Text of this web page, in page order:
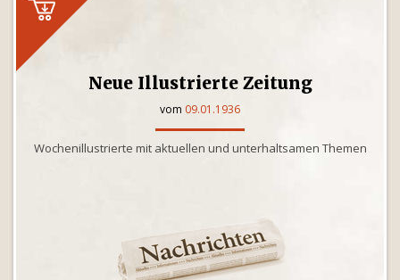
Neue Illustrierte Zeitung
vom 09.01.1936
Wochenillustrierte mit aktuellen und unterhaltsamen Themen